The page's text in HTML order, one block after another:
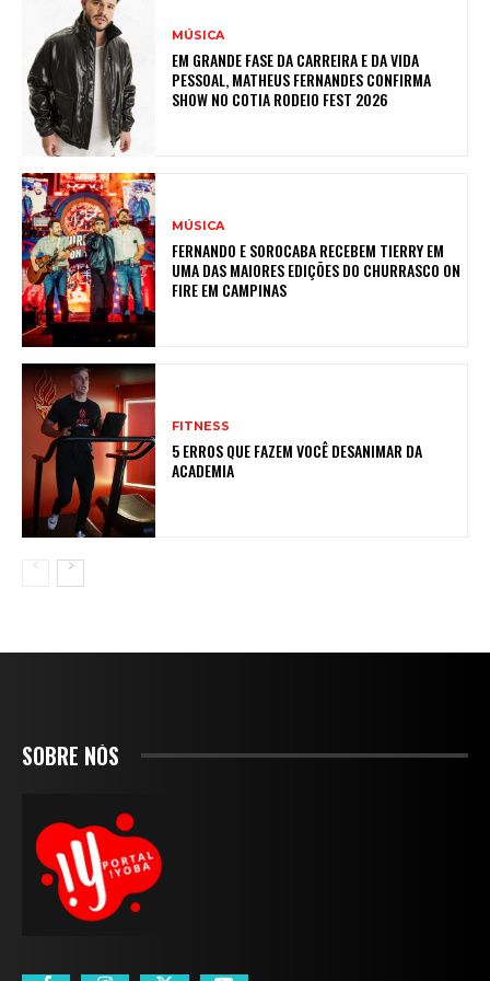
MÚSICA
EM GRANDE FASE DA CARREIRA E DA VIDA
PESSOAL, MATHEUS FERNANDES CONFIRMA
SHOW NO COTIA RODEIO FEST 2026
MÚSICA
FERNANDO E SOROCABA RECEBEM TIERRY EM
UMA DAS MAIORES EDIÇÕES DO CHURRASCO ON
FIRE EM CAMPINAS
FITNESS
5 ERROS QUE FAZEM VOCÊ DESANIMAR DA
ACADEMIA
SOBRE NÓS